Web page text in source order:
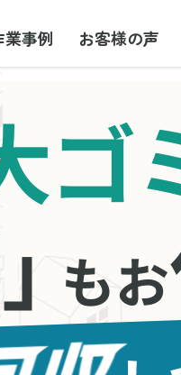
業事例 お客様の声
ゴ
もお